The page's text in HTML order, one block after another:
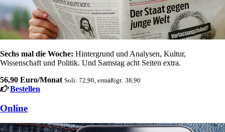
Sechs mal die Woche: Hintergrund und Analysen, Kultur,
Wissenschaft und Politik. Und Samstag acht Seiten extra.
56,90 Euro/Monat Soli: 72,90, ermäßigt: 38,90
Bestellen
Online